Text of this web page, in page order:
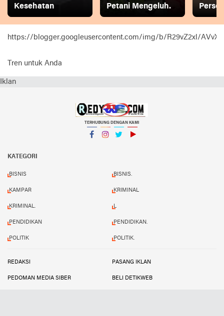
Kesehatan
Petani Mengeluh.
https://blogger.googleusercontent.com/img/b/R29vZ2xl/
Tren untuk Anda
Iklan
TERHUBUNG DENGAN KAMI
KATEGORI
BISNIS BISNIS.
KAMPAR KRIMINAL
KRIMINAL. L
PENDIDIKAN PENDIDIKAN.
POLITIK POLITIK.
REDAKSI PASANG IKLAN
PEDOMAN MEDIA SIBER BELI DETIKWEB